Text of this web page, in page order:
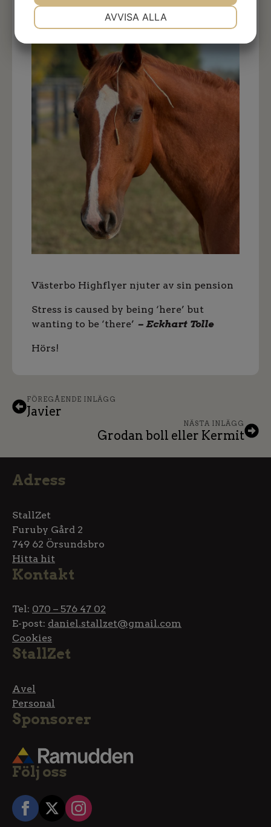
Västerbo Highflyer njuter av sin pension
Stress is caused by being ‘here’ but
wanting to be ‘there’ – Eckhart Tolle
Hörs!
FÖREGÅENDE INLÄGG
Javier
NÄSTA INLÄGG
Grodan boll eller Kermit
Adress
StallZet
Furuby Gård 2
749 62 Örsundsbro
Hitta hit
Kontakt
Tel: 070 – 576 47 02
E-post: daniel.stallzet@gmail.com
Cookies
StallZet
Avel
Personal
Sponsorer
Följ oss
MARKNADSFÖRING
AVVISA ALLA